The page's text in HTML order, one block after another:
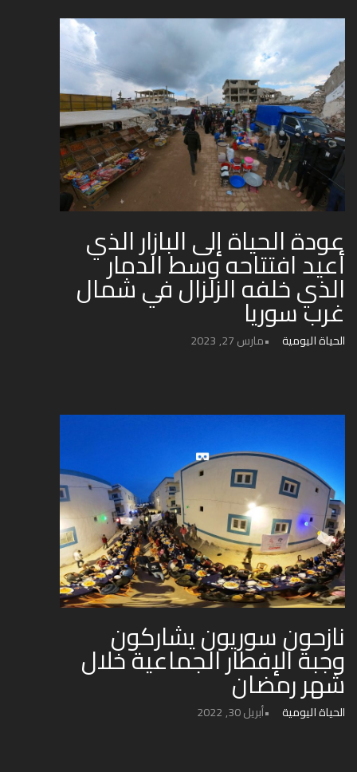
عودة الحياة إلى البازار الذي
أعيد افتتاحه وسط الدمار
الذي خلفه الزلزال في شمال
غرب سوريا
الحياة اليومية مارس 27, 2023
نازحون سوريون يشاركون
وجبة الإفطار الجماعية خلال
شهر رمضان
الحياة اليومية أبريل 30, 2022